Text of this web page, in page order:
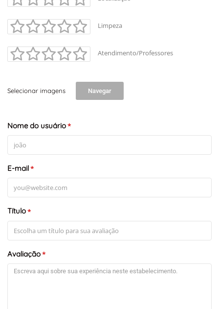
Limpeza
Atendimento/Professores
Selecionar imagens Navegar
Nome do usuário*
E-mail*
Título*
Avaliação*